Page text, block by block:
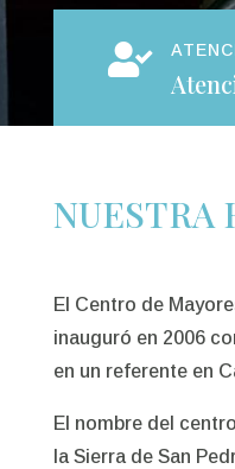

NUESTRA
El Centro de
inauguró en 2006
en un referente en
El nombre del
la Sierra de San